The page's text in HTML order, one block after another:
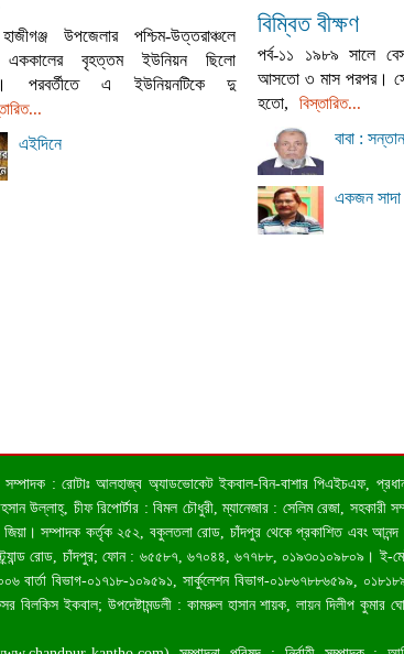
উপজেলার পশ্চিম-উত্তরাঞ্চলে
এককালের বৃহত্তম ইউনিয়ন ছিলো
পরবর্তীতে এ ইউনিয়নটিকে দু
এইদিনে
বিম্বিত বীক্ষণ
পর্ব-১১ ১৯৮৯ সালে
আসতো ৩ মাস পরপর।
হতো,
বিস্তারিত...
বাবা :
একজন সাদা
সম্পাদক : রোটাঃ আলহাজ্ব অ্যাডভোকেট ইকবাল-বিন-বাশার পিএইচএফ,
উল্লাহ্, চীফ রিপোর্টার : বিমল চৌধুরী, ম্যানেজার : সেলিম রেজা,
জিয়া। সম্পাদক কর্তৃক ২৫২, বকুলতলা রোড, চাঁদপুর থেকে প্রকাশিত এবং
রোড, চাঁদপুর; ফোন : ৬৫৫৮৭, ৬৭০৪৪, ৬৭৭৮৮, ০১৯৩০১০৯৮০৯। ই-
বার্তা বিভাগ-০১৭১৮-১০৯৫৯১, সার্কুলেশন বিভাগ-০১৮৬৭৮৮৬৫৯৯,
বিলকিস ইকবাল; উপদেষ্টামন্ডলী : কামরুল হাসান শায়ক, লায়ন দিলীপ